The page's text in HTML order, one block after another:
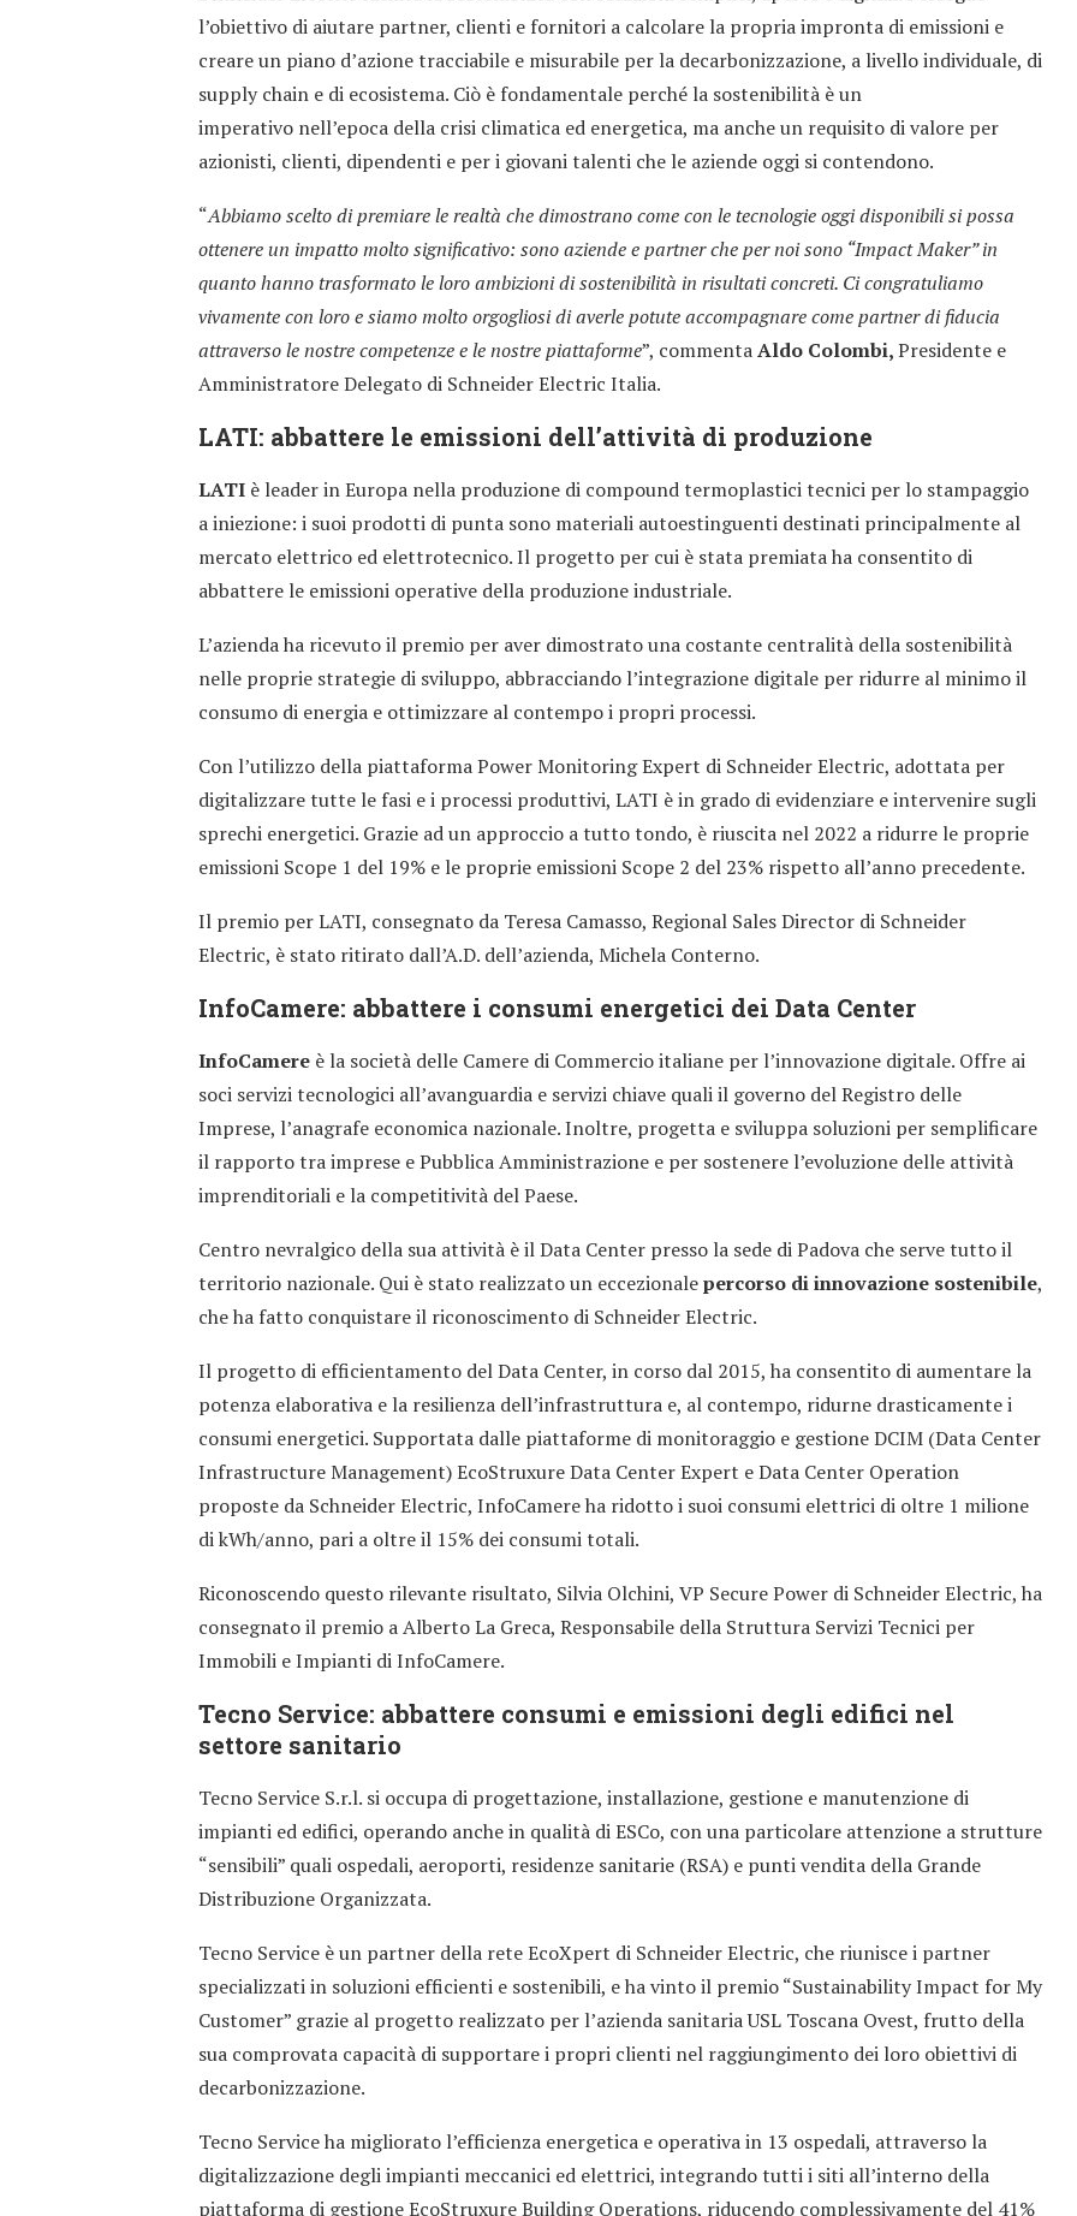
l’obiettivo di aiutare partner, clienti e fornitori a calcolare la propria impronta di emissioni e
creare un piano d’azione tracciabile e misurabile per la decarbonizzazione, a livello individuale, di
supply chain e di ecosistema. Ciò è fondamentale perché la sostenibilità è un
imperativo nell’epoca della crisi climatica ed energetica, ma anche un requisito di valore per
azionisti, clienti, dipendenti e per i giovani talenti che le aziende oggi si contendono.
“Abbiamo scelto di premiare le realtà che dimostrano come con le tecnologie oggi disponibili si possa
ottenere un impatto molto significativo: sono aziende e partner che per noi sono “Impact Maker” in
quanto hanno trasformato le loro ambizioni di sostenibilità in risultati concreti. Ci congratuliamo
vivamente con loro e siamo molto orgogliosi di averle potute accompagnare come partner di fiducia
attraverso le nostre competenze e le nostre piattaforme”, commentaAldo Colombi,Presidente e
Amministratore Delegato di Schneider Electric Italia.
LATI: abbattere le emissioni dell’attività di produzione
LATI è leader in Europa nella produzione di compound termoplastici tecnici per lo stampaggio
a iniezione: i suoi prodotti di punta sono materiali autoestinguenti destinati principalmente al
mercato elettrico ed elettrotecnico. Il progetto per cui è stata premiata ha consentito di
abbattere le emissioni operative della produzione industriale.
L’azienda ha ricevuto il premio per aver dimostrato una costante centralità della sostenibilità
nelle proprie strategie di sviluppo, abbracciando l’integrazione digitale per ridurre al minimo il
consumo di energia e ottimizzare al contempo i propri processi.
Con l’utilizzo della piattaforma Power Monitoring Expert di Schneider Electric, adottata per
digitalizzare tutte le fasi e i processi produttivi, LATI è in grado di evidenziare e intervenire sugli
sprechi energetici. Grazie ad un approccio a tutto tondo, è riuscita nel 2022 a ridurre le proprie
emissioni Scope 1 del 19% e le proprie emissioni Scope 2 del 23% rispetto all’anno precedente.
Il premio per LATI, consegnato da Teresa Camasso, Regional Sales Director di Schneider
Electric, è stato ritirato dall’A.D. dell’azienda, Michela Conterno.
InfoCamere: abbattere i consumi energetici dei Data Center
InfoCamere è la società delle Camere di Commercio italiane per l’innovazione digitale. Offre ai
soci servizi tecnologici all’avanguardia e servizi chiave quali il governo del Registro delle
Imprese, l’anagrafe economica nazionale. Inoltre, progetta e sviluppa soluzioni per semplificare
il rapporto tra imprese e Pubblica Amministrazione e per sostenere l’evoluzione delle attività
imprenditoriali e la competitività del Paese.
Centro nevralgico della sua attività è il Data Center presso la sede di Padova che serve tutto il
territorio nazionale. Qui è stato realizzato un eccezionalepercorso di innovazione sostenibile,
che ha fatto conquistare il riconoscimento di Schneider Electric.
Il progetto di efficientamento del Data Center, in corso dal 2015, ha consentito di aumentare la
potenza elaborativa e la resilienza dell’infrastruttura e, al contempo, ridurne drasticamente i
consumi energetici. Supportata dalle piattaforme di monitoraggio e gestione DCIM (Data Center
Infrastructure Management) EcoStruxure Data Center Expert e Data Center Operation
proposte da Schneider Electric, InfoCamere ha ridotto i suoi consumi elettrici di oltre 1 milione
di kWh/anno, pari a oltre il 15% dei consumi totali.
Riconoscendo questo rilevante risultato, Silvia Olchini, VP Secure Power di Schneider Electric, ha
consegnato il premio a Alberto La Greca, Responsabile della Struttura Servizi Tecnici per
Immobili e Impianti di InfoCamere.
Tecno Service: abbattere consumi e emissioni degli edifici nel
settore sanitario
Tecno Service S.r.l. si occupa di progettazione, installazione, gestione e manutenzione di
impianti ed edifici, operando anche in qualità di ESCo, con una particolare attenzione a strutture
“sensibili” quali ospedali, aeroporti, residenze sanitarie (RSA) e punti vendita della Grande
Distribuzione Organizzata.
Tecno Service è un partner della rete EcoXpert di Schneider Electric, che riunisce i partner
specializzati in soluzioni efficienti e sostenibili, e ha vinto il premio “Sustainability Impact for My
Customer” grazie al progetto realizzato per l’azienda sanitaria USL Toscana Ovest, frutto della
sua comprovata capacità di supportare i propri clienti nel raggiungimento dei loro obiettivi di
decarbonizzazione.
Tecno Service ha migliorato l’efficienza energetica e operativa in 13 ospedali, attraverso la
digitalizzazione degli impianti meccanici ed elettrici, integrando tutti i siti all’interno della
piattaforma di gestione EcoStruxure Building Operations, riducendo complessivamente del 41%